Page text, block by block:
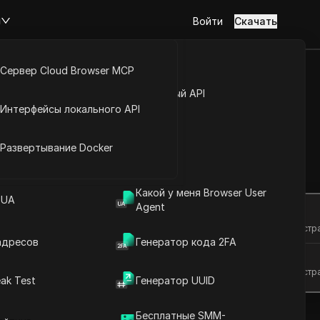
Открытый API
Какой у меня Browser User
Agent
Генератор кода 2FA
Test Генератор UUID
Бесплатные SMM-
Сервер Cloud Browser MCP
Интерфейсы локального API
Развертывание Docker
Войти Скачать
с лёгкостью
Задайте вопросы об этой
Задайте вопросы об этой